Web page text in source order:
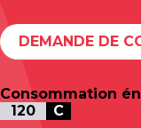
DEMANDE DE
Consommation
120
C